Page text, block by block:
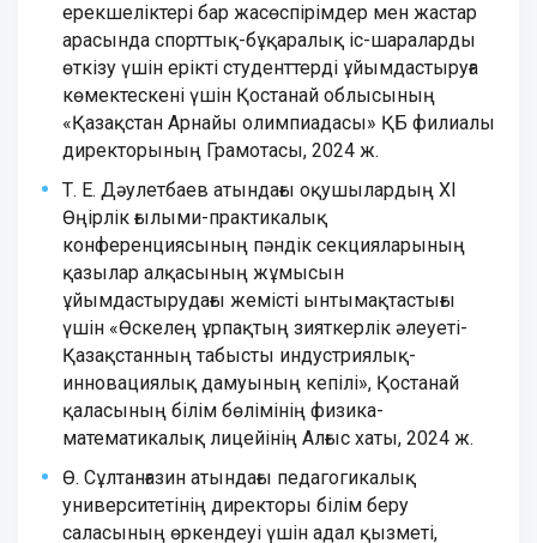
ерекшеліктері бар жасөспірімдер мен жастар
арасында спорттық-бұқаралық іс-шараларды
өткізу үшін ерікті студенттерді ұйымдастыруға
көмектескені үшін Қостанай облысының
«Қазақстан Арнайы олимпиадасы» ҚБ филиалы
директорының Грамотасы, 2024 ж.
Т. Е. Дәулетбаев атындағы оқушылардың ХІ
Өңірлік ғылыми-практикалық
конференциясының пәндік секцияларының
қазылар алқасының жұмысын
ұйымдастырудағы жемісті ынтымақтастығы
үшін «Өскелең ұрпақтың зияткерлік әлеуеті-
Қазақстанның табысты индустриялық-
инновациялық дамуының кепілі», Қостанай
қаласының білім бөлімінің физика-
математикалық лицейінің Алғыс хаты, 2024 ж.
Ө. Сұлтанғазин атындағы педагогикалық
университетінің директоры білім беру
саласының өркендеуі үшін адал қызметі,